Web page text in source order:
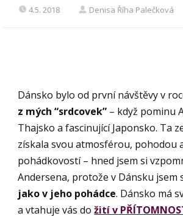
4.5. 2018 Denisa Říha Palečková
Dánsko bylo od první návštěvy v
z mých “srdcovek” – když pominu
Thajsko a fascinující Japonsko. Ta
získala svou atmosférou, pohodou
pohádkovostí – hned jsem si
Andersena, protože v Dánsku jsem
jako v jeho pohádce. Dánsko má
a vtahuje vás dožití v